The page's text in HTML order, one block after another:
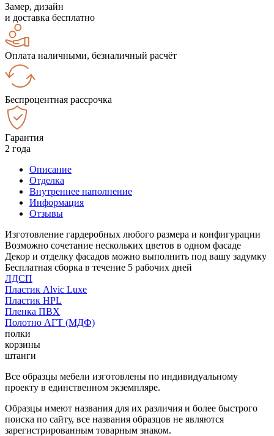
Замер, дизайн
и доставка бесплатно
Оплата наличными, безналичный расчёт
Беспроцентная рассрочка
Гарантия
2 года
Описание
Отделка
Внутреннее наполнение
Информация
Отзывы
Изготовление гардеробных любого размера и конфигурации
Возможно сочетание нескольких цветов в одном фасаде
Декор и отделку фасадов можно выполнить под вашу задумку
Бесплатная сборка в течение 5 рабочих дней
ЛДСП
Пластик Alvic Luxe
Пластик HPL
Пленка ПВХ
Полотно АГТ (МДФ)
полки
корзины
штанги
Все образцы мебели изготовлены по индивидуальному
проекту в единственном экземпляре.
Образцы имеют названия для их различия и более быстрого
поиска по сайту, все названия образцов не являются
зарегистрированным товарным знаком.